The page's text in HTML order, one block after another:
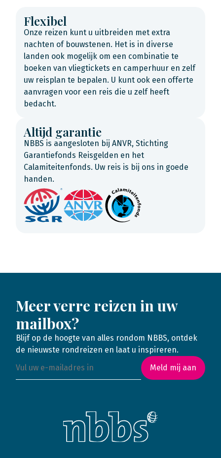
Flexibel
Onze reizen kunt u uitbreiden met extra
nachten of bouwstenen. Het is in diverse
landen ook mogelijk om een combinatie te
boeken van vliegtickets en camperhuur en zelf
uw reisplan te bepalen. U kunt ook een offerte
aanvragen voor een reis die u zelf heeft
bedacht.
Altijd garantie
NBBS is aangesloten bij ANVR, Stichting
Garantiefonds Reisgelden en het
Calamiteitenfonds. Uw reis is bij ons in goede
handen.
Meer verre reizen in uw
mailbox?
Blijf op de hoogte van alles rondom NBBS, ontdek
de nieuwste rondreizen en laat u inspireren.
Meld mij aan